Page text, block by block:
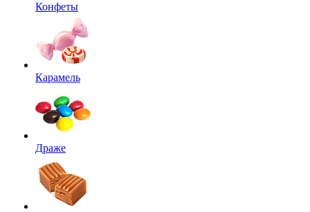
Конфеты
Карамель
Драже